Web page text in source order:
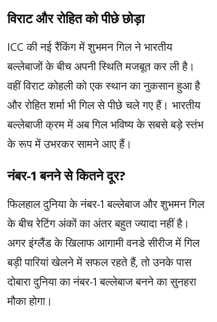
विराट और रोहित को पीछे छोड़ा
ICC की नई रैंकिंग में शुभमन गिल ने भारतीय
बल्लेबाजों के बीच अपनी स्थिति मजबूत कर ली है।
वहीं विराट कोहली को एक स्थान का नुकसान हुआ है
और रोहित शर्मा भी गिल से पीछे चले गए हैं। भारतीय
बल्लेबाजी क्रम में अब गिल भविष्य के सबसे बड़े स्तंभ
के रूप में उभरकर सामने आए हैं।
नंबर-1 बनने से कितने दूर?
फिलहाल दुनिया के नंबर-1 बल्लेबाज और शुभमन गिल
के बीच रेटिंग अंकों का अंतर बहुत ज्यादा नहीं है।
अगर इंग्लैंड के खिलाफ आगामी वनडे सीरीज में गिल
बड़ी पारियां खेलने में सफल रहते हैं, तो उनके पास
दोबारा दुनिया का नंबर-1 बल्लेबाज बनने का सुनहरा
मौका होगा।